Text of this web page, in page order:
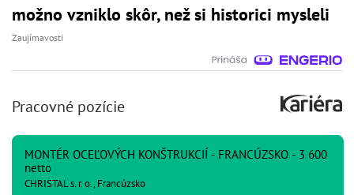
možno vzniklo skôr, než si historici mysleli
Zaujímavosti
Pracovné pozície
MONTÉR OCEĽOVÝCH KONŠTRUKCIÍ - FRANCÚZSKO - 3 600
netto
CHRISTAL s. r. o., Francúzsko